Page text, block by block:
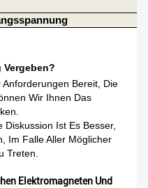
Vergeben?
Bereit, Die
Wir Ihnen Das
Ist Es Besser,
Im Falle Aller Möglicher
Treten.
Elektromagneten Und